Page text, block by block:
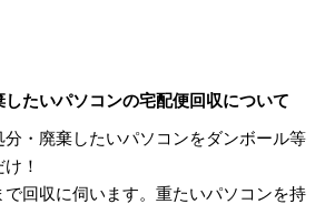
たいパソコンの宅配便回収について
分・廃棄したいパソコンをダンボール等
！
回収に伺います。重たいパソコンを持